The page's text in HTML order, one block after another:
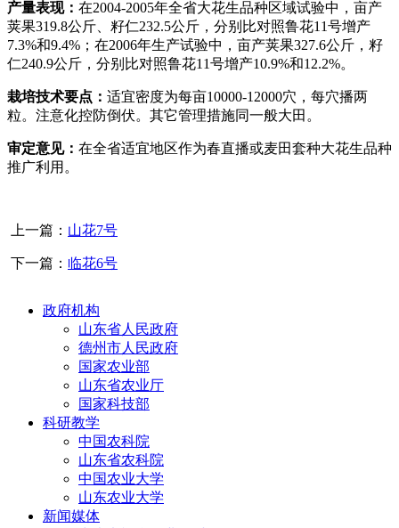
产量表现： 在2004-2005年全省大花生品种区域试验中，亩产
荚果319.8公斤、籽仁232.5公斤，分别比对照鲁花11号增产
7.3%和9.4%；在2006年生产试验中，亩产荚果327.6公斤，籽
仁240.9公斤，分别比对照鲁花11号增产10.9%和12.2%。
栽培技术要点： 适宜密度为每亩10000-12000穴，每穴播两
粒。注意化控防倒伏。其它管理措施同一般大田。
审定意见： 在全省适宜地区作为春直播或麦田套种大花生品种
推广利用。
上一篇： 山花7号
下一篇： 临花6号
政府机构
山东省人民政府
德州市人民政府
国家农业部
山东省农业厅
国家科技部
科研教学
中国农科院
山东省农科院
中国农业大学
山东农业大学
新闻媒体